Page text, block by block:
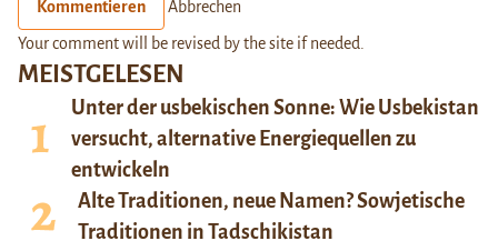
MEISTGELESEN
Unter der usbekischen Sonne: Wie Usbekistan
versucht, alternative Energiequellen zu
entwickeln
Alte Traditionen, neue Namen? Sowjetische
Traditionen in Tadschikistan
Kommentieren Abbrechen
Your comment will be revised by the site if needed.